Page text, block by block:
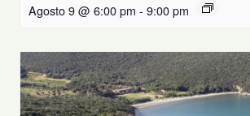
Agosto 9 @ 6:00 pm - 9:00 pm